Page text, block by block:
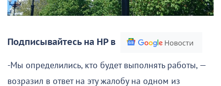
Подписывайтесь на НР в
-Мы определились, кто будет выполнять работы, —
возразил в ответ на эту жалобу на одном из